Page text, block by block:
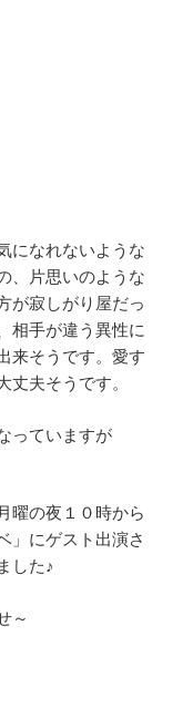
になれないような
、片思いのような
が寂しがり屋だっ
相手が違う異性に
来そうです。愛す
丈夫そうです。
っていますが
曜の夜１０時から
」にゲスト出演さ
した♪
～